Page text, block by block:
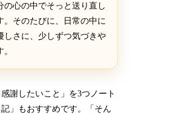
の心の中でそっと送り直し
。そのたびに、日常の中に
しさに、少しずつ気づきや
謝したいこと」を3つノート
」もおすすめです。「そん